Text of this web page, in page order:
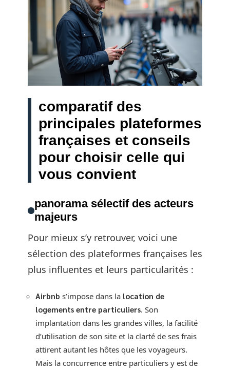
comparatif des
principales plateformes
françaises et conseils
pour choisir celle qui
vous convient
panorama sélectif des acteurs
majeurs
Pour mieux s’y retrouver, voici une
sélection des plateformes françaises les
plus influentes et leurs particularités :
Airbnb s’impose dans la location de
logements entre particuliers. Son
implantation dans les grandes villes, la facilité
d’utilisation de son site et la clarté de ses frais
attirent autant les hôtes que les voyageurs.
Mais la concurrence entre particuliers y est de